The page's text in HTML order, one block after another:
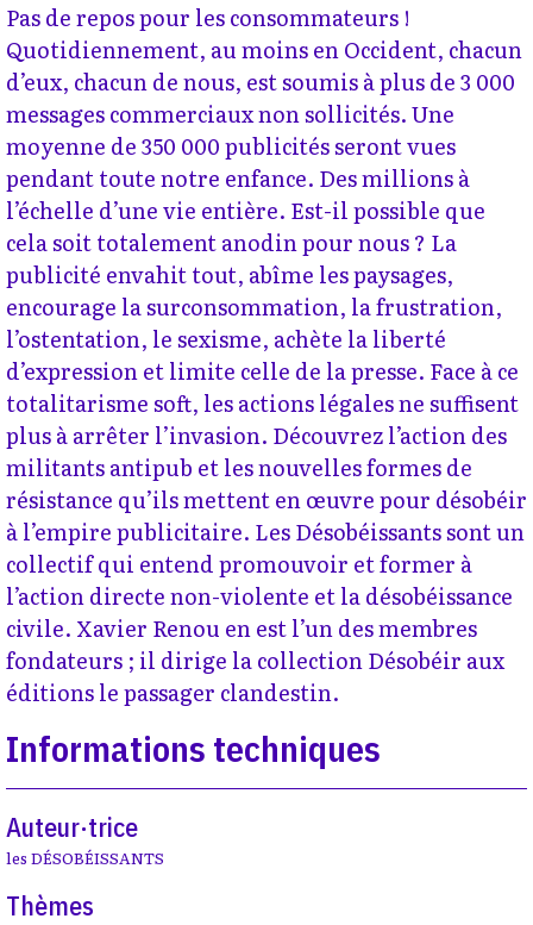
Pas de repos pour les consommateurs !
Quotidiennement, au moins en Occident, chacun
d’eux, chacun de nous, est soumis à plus de 3 000
messages commerciaux non sollicités. Une
moyenne de 350 000 publicités seront vues
pendant toute notre enfance. Des millions à
l’échelle d’une vie entière. Est-il possible que
cela soit totalement anodin pour nous ? La
publicité envahit tout, abîme les paysages,
encourage la surconsommation, la frustration,
l’ostentation, le sexisme, achète la liberté
d’expression et limite celle de la presse. Face à ce
totalitarisme soft, les actions légales ne suffisent
plus à arrêter l’invasion. Découvrez l’action des
militants antipub et les nouvelles formes de
résistance qu’ils mettent en œuvre pour désobéir
à l’empire publicitaire. Les Désobéissants sont un
collectif qui entend promouvoir et former à
l’action directe non-violente et la désobéissance
civile. Xavier Renou en est l’un des membres
fondateurs ; il dirige la collection Désobéir aux
éditions le passager clandestin.
Informations techniques
Auteur·trice
les DÉSOBÉISSANTS
Thèmes